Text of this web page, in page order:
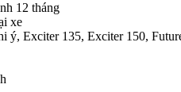
12 tháng
xe
ý, Exciter 135, Exciter 150,